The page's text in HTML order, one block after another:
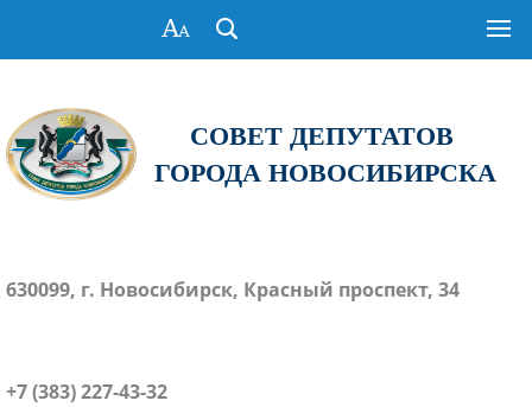
СОВЕТ ДЕПУТАТОВ
ГОРОДА НОВОСИБИРСКА
630099, г. Новосибирск, Красный проспект, 34
+7 (383) 227-43-32